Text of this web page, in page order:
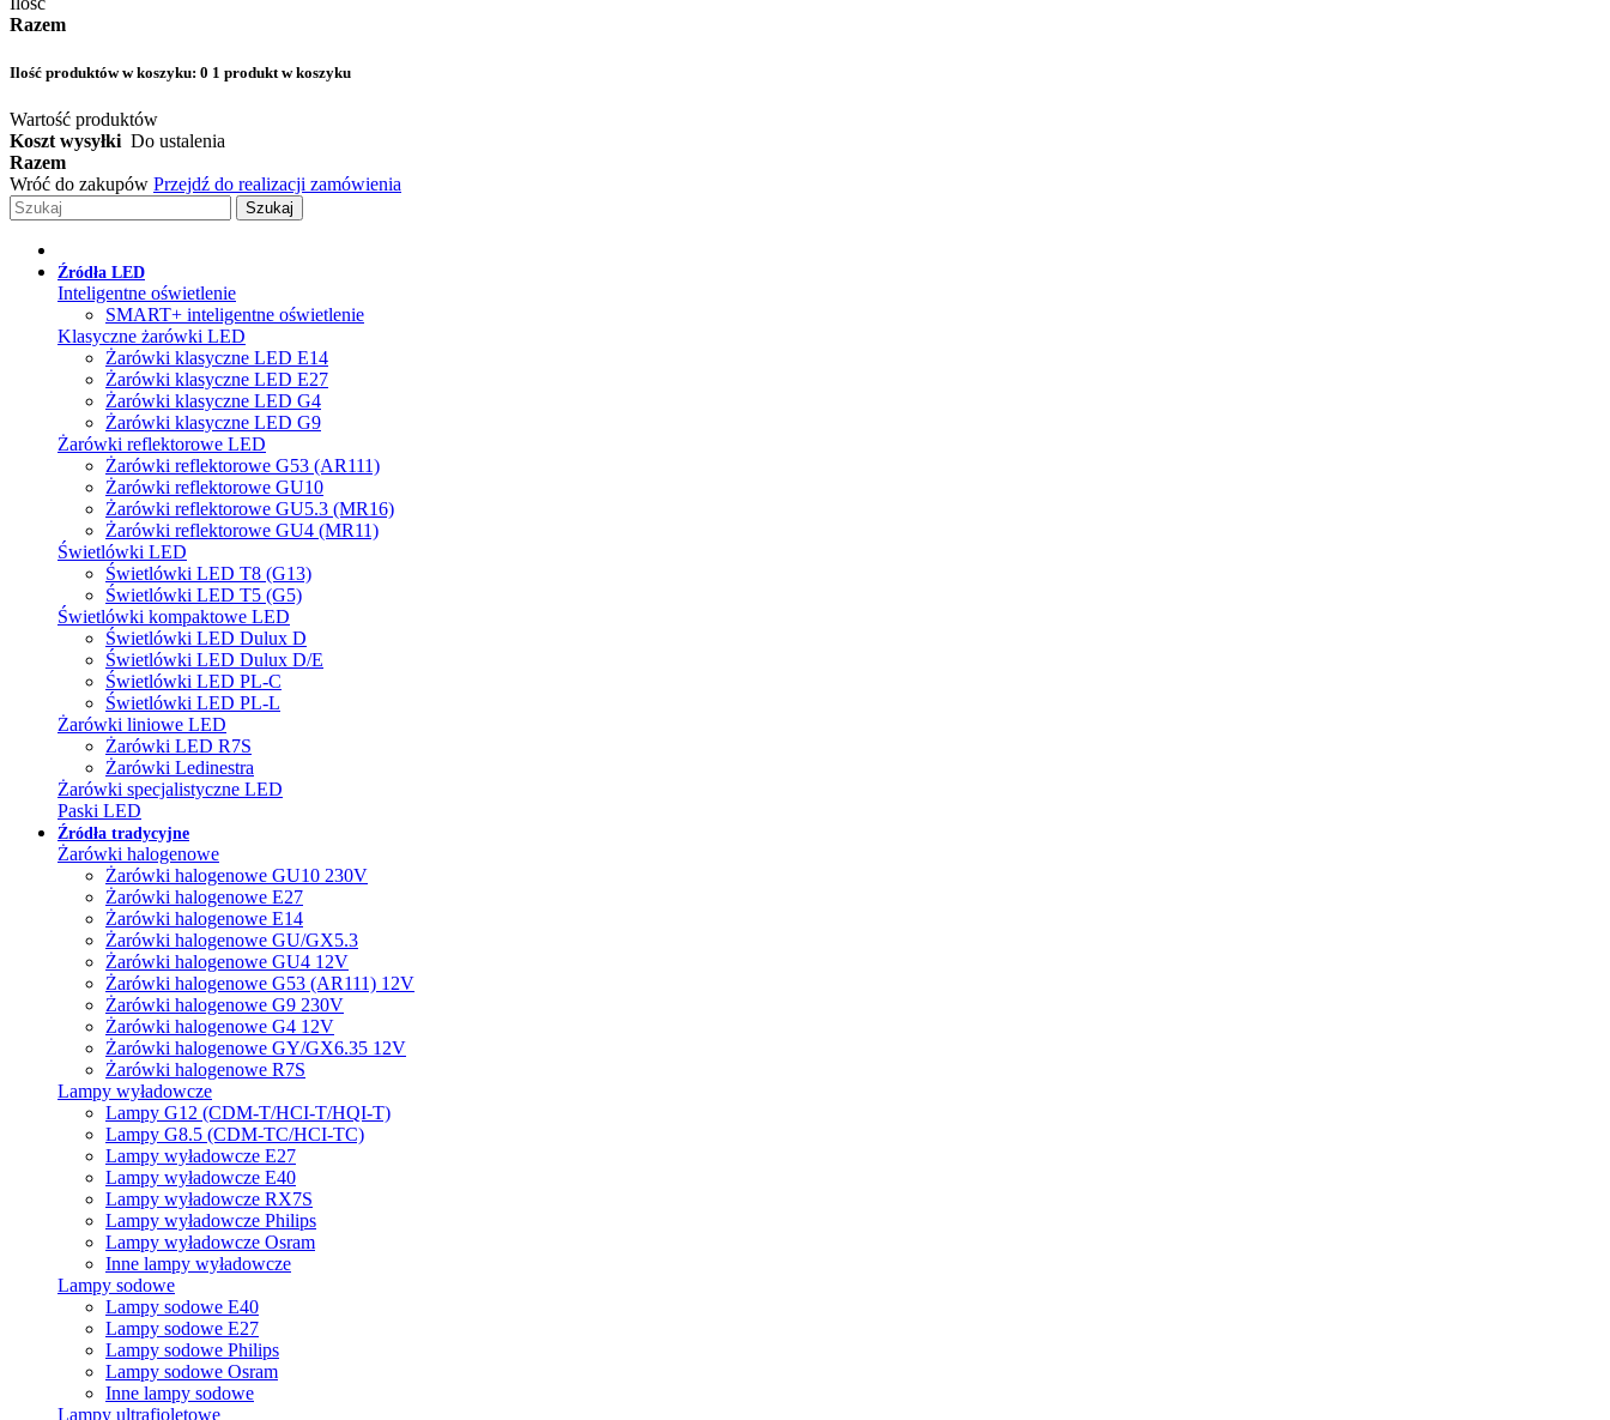
Razem
Ilość produktów w koszyku: 0 1 produkt w koszyku
Wartość produktów
Koszt wysyłki Do ustalenia
Razem
Wróć do zakupów Przejdź do realizacji zamówienia
Szukaj
Źródła LED
Inteligentne oświetlenie
SMART+ inteligentne oświetlenie
Klasyczne żarówki LED
Żarówki klasyczne LED E14
Żarówki klasyczne LED E27
Żarówki klasyczne LED G4
Żarówki klasyczne LED G9
Żarówki reflektorowe LED
Żarówki reflektorowe G53 (AR111)
Żarówki reflektorowe GU10
Żarówki reflektorowe GU5.3 (MR16)
Żarówki reflektorowe GU4 (MR11)
Świetlówki LED
Świetlówki LED T8 (G13)
Świetlówki LED T5 (G5)
Świetlówki kompaktowe LED
Świetlówki LED Dulux D
Świetlówki LED Dulux D/E
Świetlówki LED PL-C
Świetlówki LED PL-L
Żarówki liniowe LED
Żarówki LED R7S
Żarówki Ledinestra
Żarówki specjalistyczne LED
Paski LED
Źródła tradycyjne
Żarówki halogenowe
Żarówki halogenowe GU10 230V
Żarówki halogenowe E27
Żarówki halogenowe E14
Żarówki halogenowe GU/GX5.3
Żarówki halogenowe GU4 12V
Żarówki halogenowe G53 (AR111) 12V
Żarówki halogenowe G9 230V
Żarówki halogenowe G4 12V
Żarówki halogenowe GY/GX6.35 12V
Żarówki halogenowe R7S
Lampy wyładowcze
Lampy G12 (CDM-T/HCI-T/HQI-T)
Lampy G8.5 (CDM-TC/HCI-TC)
Lampy wyładowcze E27
Lampy wyładowcze E40
Lampy wyładowcze RX7S
Lampy wyładowcze Philips
Lampy wyładowcze Osram
Inne lampy wyładowcze
Lampy sodowe
Lampy sodowe E40
Lampy sodowe E27
Lampy sodowe Philips
Lampy sodowe Osram
Inne lampy sodowe
Lampy ultrafioletowe